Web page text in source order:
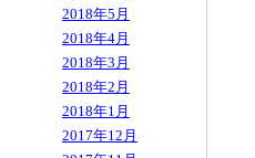
2018年5月
2018年4月
2018年3月
2018年2月
2018年1月
2017年12月